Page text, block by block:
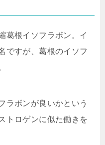
葛根イソフラボン。イ
ですが、葛根のイソフ
ラボンが良いかという
トロゲンに似た働きを